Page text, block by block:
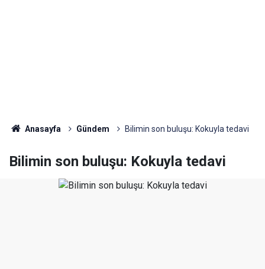
Anasayfa Gündem Bilimin son buluşu: Kokuyla tedavi
Bilimin son buluşu: Kokuyla tedavi